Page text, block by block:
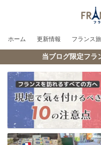
ホーム 更新情報 フランス
当ブログ限定フラ